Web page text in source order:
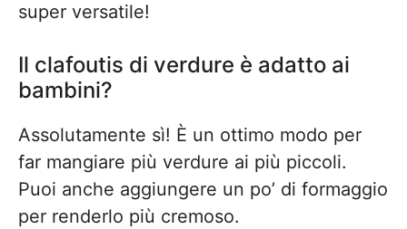
super versatile!
Il clafoutis di verdure è adatto ai
bambini?
Assolutamente sì! È un ottimo modo per
far mangiare più verdure ai più piccoli.
Puoi anche aggiungere un po’ di formaggio
per renderlo più cremoso.